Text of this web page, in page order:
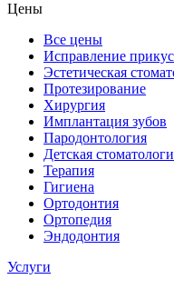
Цены
Все цены
Исправление
Эстетическая
Протезирование
Хирургия
Имплантация зубов
Пародонтология
Детская
Терапия
Гигиена
Ортодонтия
Ортопедия
Эндодонтия
Услуги